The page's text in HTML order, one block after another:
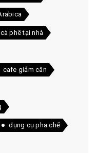
phê tại nhà
cafe giảm cân
dụng cụ pha chế